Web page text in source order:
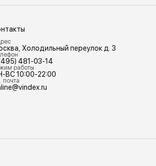
Холодильный переулок д. 3
481-03-14
работы
ВС 10:00-22:00
почта